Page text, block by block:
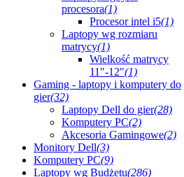
procesora(1)
Procesor intel i5(1)
Laptopy wg rozmiaru
matrycy(1)
Wielkość matrycy
11"-12"(1)
Gaming - laptopy i komputery do
gier(32)
Laptopy Dell do gier(28)
Komputery PC(2)
Akcesoria Gamingowe(2)
Monitory Dell(3)
Komputery PC(9)
Laptopy wg Budżetu(286)